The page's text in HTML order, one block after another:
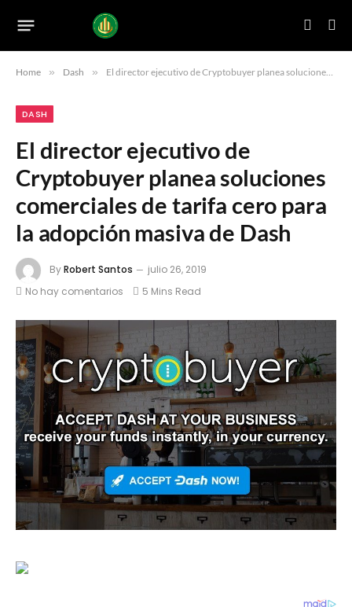
Home » Dash » El director ejecutivo de Cryptobuyer planea soluciones comerciales de tarifa cero para la adopción masiva de Dash
DASH
El director ejecutivo de
Cryptobuyer planea soluciones
comerciales de tarifa cero para
la adopción masiva de Dash
ByRobert Santos
julio 26, 2019
No hay comentarios
5 Mins Read